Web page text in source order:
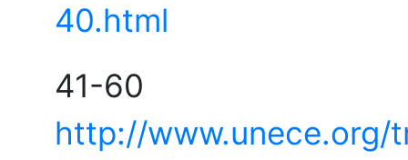
40.html
http://www.unece.org/